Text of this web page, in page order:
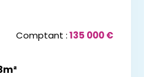
Comptant :135 000 €